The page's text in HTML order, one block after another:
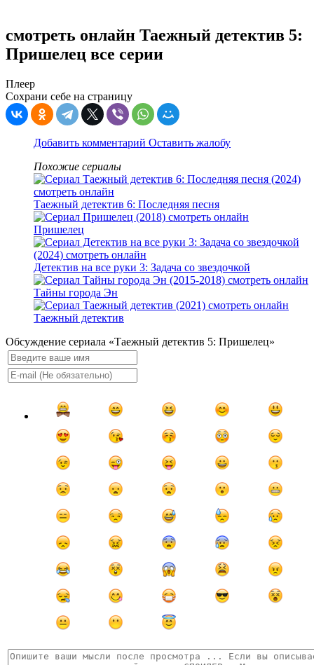
смотреть онлайн Таежный детектив 5:
Пришелец все серии
Плеер
Сохрани себе на страницу
Добавить комментарий Оставить жалобу
Похожие сериалы
Таежный детектив 6: Последняя песня
Пришелец
Детектив на все руки 3: Задача со звездочкой
Тайны города Эн
Таежный детектив
Обсуждение сериала «Таежный детектив 5: Пришелец»